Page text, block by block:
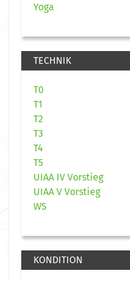
Yoga
TECHNIK
T0
T1
T2
T3
T4
T5
UIAA IV Vorstieg
UIAA V Vorstieg
WS
KONDITION